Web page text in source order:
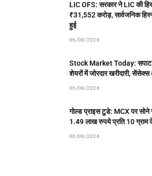
LIC OFS: सरकार ने LIC की
₹31,552 करोड़, सार्वजनिक
हुई
06/08/2026
Stock Market Today:
शेयरों में जोरदार खरीदारी,
06/08/2026
गोल्ड प्राइस टुडे: MCX पर सोने ने
1.49 लाख रुपये प्रति 10 ग्राम
06/08/2026